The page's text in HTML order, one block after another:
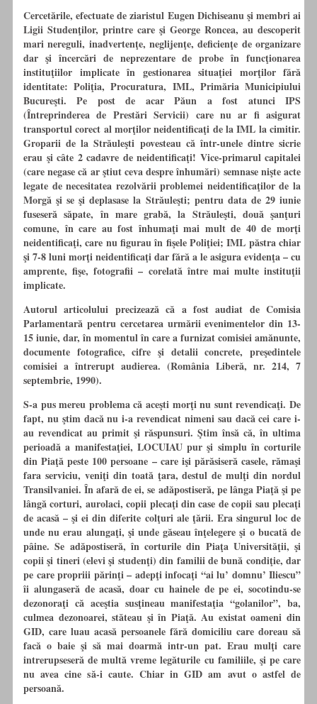
Cercetările, efectuate de ziaristul Eugen Dichiseanu şi membri ai
Ligii Studenţilor, printre care şi George Roncea, au descoperit
mari nereguli, inadvertenţe, neglijenţe, deficienţe de organizare
dar şi încercări de neprezentare de probeîn funcţionarea
instituţiilor implicate în gestionarea situaţiei morţilor fără
identitate: Poliţia, Procuratura, IML, Primăria Municipiului
Bucureşti. Pe post de acar Păun a fost atunci IPS
(Întreprinderea de Prestări Servicii) care nu ar fi asigurat
transportul corect al morţilor neidentificaţi de la IML la cimitir.
Groparii de la Străuleşti povesteau că într-unele dintre sicrie
erau şi câte 2 cadavre de neidentificaţi! Vice-primarul capitalei
(care negase că ar ştiut ceva despre înhumări) semnase nişte acte
legate de necesitatea rezolvării problemei neidentificaţilor de la
Morgă şi se şi deplasase la Străuleşti; pentru data de 29 iunie
fuseseră săpate, înmare grabă, la Străuleşti, două şanţuri
comune, încare au fost înhumaţi mai mult de 40 de morţi
neidentificaţi, care nu figurauîn fişele Poliţiei; IML păstra chiar
şi 7-8 luni morţi neidentificaţi dar fără a le asigura evidenţa –cu
amprente, fişe, fotografii – corelată între mai multe instituţii
implicate.
Autorul articolului precizează că a fost audiat de Comisia
Parlamentară pentru cercetarea urmării evenimentelor din 13-
15 iunie, dar, înmomentulîncare a furnizat comisiei amănunte,
documente fotografice, cifre şi detalii concrete, preşedintele
comisiei a întrerupt audierea. (România Liberă, nr. 214, 7
septembrie, 1990).
S-a pus mereu problema că aceşti morţi nu sunt revendicaţi. De
fapt, nu ştim dacă nu i-a revendicat nimeni sau dacă cei care i-
au revendicat au primit şi răspunsuri. Ştim însă că, în ultima
perioadă a manifestaţiei, LOCUIAU pur şi simplu încorturile
din Piaţă peste 100 persoane – care işi părăsiseră casele, rămaşi
fara serviciu, veniţi din toată ţara, destul de mulţi din nordul
Transilvaniei.Înafară de ei, se adăpostiseră, pe lânga Piaţă şi pe
lângă corturi, aurolaci, copii plecaţi din case de copii sau plecaţi
de acasă – şi ei din diferite colţuri ale ţării. Era singurul loc de
unde nu erau alungaţi, şi unde găseau înţelegere şi o bucată de
pâine. Se adăpostiseră, încorturile din Piaţa Universităţii, şi
copii şi tineri (elevi şi studenţi) din familii de bună condiţie, dar
pe care propriii părinţi – adepţi infocaţi “ai lu’ domnu’ Iliescu”
îi alungaseră de acasă, doar cu hainele de pe ei, socotindu-se
dezonoraţi că aceştia susţineau manifestaţia “golanilor”, ba,
culmea dezonoarei, stăteau şiîn Piaţă. Au existat oameni din
GID, care luau acasă persoanele fără domiciliu care doreau să
facă o baie şi să mai doarmă intr-un pat. Erau mulţi care
intrerupseseră de multă vreme legăturile cufamiliile, şi pe care
nu avea cine să-i caute. Chiar in GID am avut o astfel de
persoană.